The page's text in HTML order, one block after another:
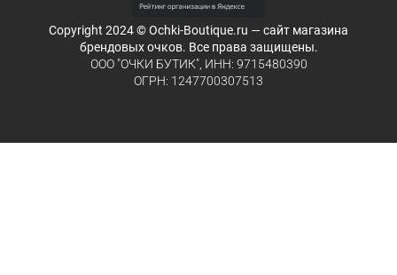
Copyright 2024 © Ochki-Boutique.ru — сайт магазина
брендовых очков. Все права защищены.
ООО "ОЧКИ БУТИК", ИНН: 9715480390
ОГРН: 1247700307513